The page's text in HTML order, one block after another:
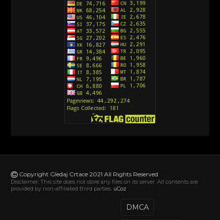
Action Man (Sinhronizovano na Hrvatski)
Action Man (2000) Sinhronizovano na Hrvatski
Andjeoski Prijatelji (Sinhronizovano na Srpski)
Ajkuca (Sharkdog) Sinhronizovano na Srpski
Alvin i veverice (Alvinnn!!! And the Chipmunks)
Sinhronizovano na Srpski
[78]
Abominable The Invisible (2022) Sinhronizovano
Copyright Gledaj Crtace 2021 All Rights Reserved
Disclaimer: This site does not store any files on its server. All contents are
provided by non-affiliated third parties. uCoz
DMCA